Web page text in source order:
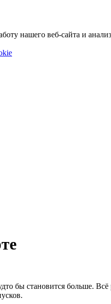
нашего веб-сайта и
бы становится больше.